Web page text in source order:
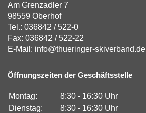
Am Grenzadler 7
98559 Oberhof
Tel.: 036842 / 522-0
Fax: 036842 / 522-22
E-Mail: info@thueringer-skiverband.de
Öffnungszeiten der Geschäftsstelle
Montag:
8:30 - 16:30 Uhr
Dienstag:
8:30 - 16:30 Uhr